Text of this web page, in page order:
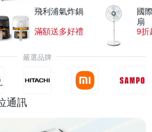
飛利浦氣炸鍋
滿額送多好禮
國
扇
9折
嚴選品牌
通訊